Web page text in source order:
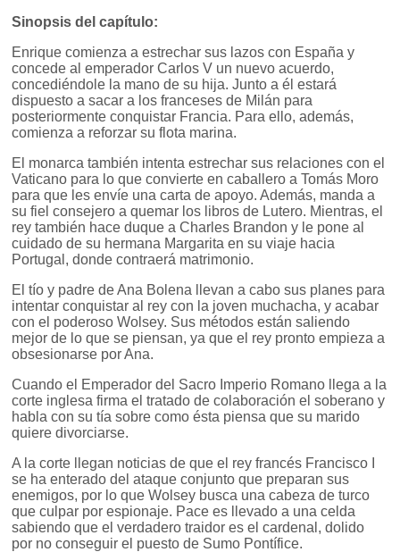
Sinopsis del capítulo:
Enrique comienza a estrechar sus lazos con España y
concede al emperador Carlos V un nuevo acuerdo,
concediéndole la mano de su hija. Junto a él estará
dispuesto a sacar a los franceses de Milán para
posteriormente conquistar Francia. Para ello, además,
comienza a reforzar su flota marina.
El monarca también intenta estrechar sus relaciones con el
Vaticano para lo que convierte en caballero a Tomás Moro
para que les envíe una carta de apoyo. Además, manda a
su fiel consejero a quemar los libros de Lutero. Mientras, el
rey también hace duque a Charles Brandon y le pone al
cuidado de su hermana Margarita en su viaje hacia
Portugal, donde contraerá matrimonio.
El tío y padre de Ana Bolena llevan a cabo sus planes para
intentar conquistar al rey con la joven muchacha, y acabar
con el poderoso Wolsey. Sus métodos están saliendo
mejor de lo que se piensan, ya que el rey pronto empieza a
obsesionarse por Ana.
Cuando el Emperador del Sacro Imperio Romano llega a la
corte inglesa firma el tratado de colaboración el soberano y
habla con su tía sobre como ésta piensa que su marido
quiere divorciarse.
A la corte llegan noticias de que el rey francés Francisco I
se ha enterado del ataque conjunto que preparan sus
enemigos, por lo que Wolsey busca una cabeza de turco
que culpar por espionaje. Pace es llevado a una celda
sabiendo que el verdadero traidor es el cardenal, dolido
por no conseguir el puesto de Sumo Pontífice.